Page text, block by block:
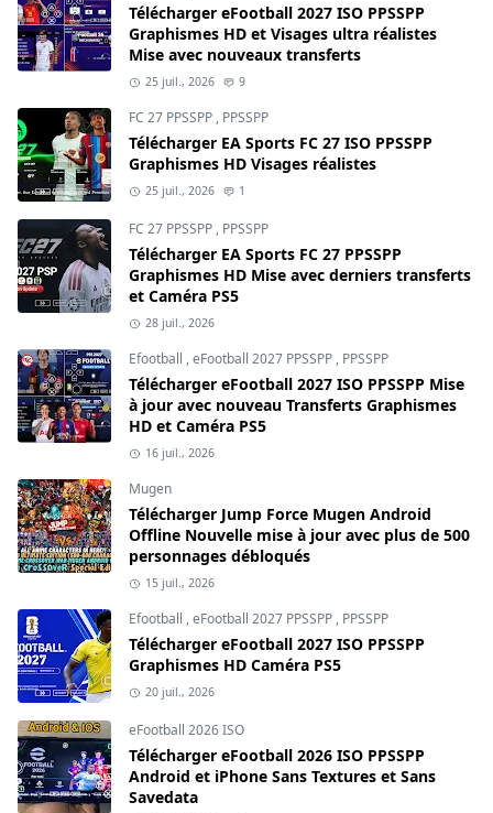
Télécharger eFootball 2027 ISO PPSSPP
Graphismes HD et Visages ultra réalistes
Mise avec nouveaux transferts
25 juil., 2026 9
FC 27 PPSSPP, PPSSPP
Télécharger EA Sports FC 27 ISO PPSSPP
Graphismes HD Visages réalistes
25 juil., 2026 1
FC 27 PPSSPP, PPSSPP
Télécharger EA Sports FC 27 PPSSPP
Graphismes HD Mise avec derniers transferts
et Caméra PS5
28 juil., 2026
Efootball ,eFootball 2027 PPSSPP, PPSSPP
Télécharger eFootball 2027 ISO PPSSPP Mise
à jour avec nouveau Transferts Graphismes
HD et Caméra PS5
16 juil., 2026
Mugen
Télécharger Jump Force Mugen Android
Offline Nouvelle mise à jour avec plus de 500
personnages débloqués
15 juil., 2026
Efootball ,eFootball 2027 PPSSPP, PPSSPP
Télécharger eFootball 2027 ISO PPSSPP
Graphismes HD Caméra PS5
20 juil., 2026
eFootball 2026 ISO
Télécharger eFootball 2026 ISO PPSSPP
Android et iPhone Sans Textures et Sans
Savedata